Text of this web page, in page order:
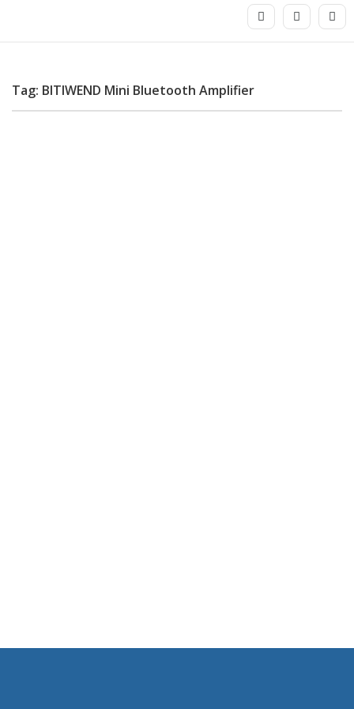
Tag: BITIWEND Mini Bluetooth Amplifier